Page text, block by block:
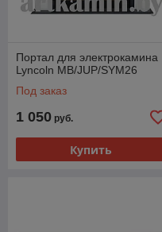
Портал для электрокамина
Lyncoln MB/JUP/SYM26
Под заказ
1 050 руб.
Купить